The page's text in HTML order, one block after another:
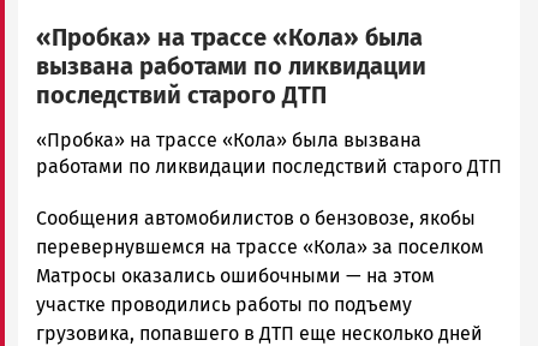
«Пробка» на трассе «Кола» была
вызвана работами по ликвидации
последствий старого ДТП
admintimur
Новости
и
Карелии
|
Петрозаводск
ГОВОРИТ
«Пробка» на трассе «Кола» была вызвана
работами по ликвидации последствий старого ДТП
Сообщения автомобилистов о бензовозе, якобы
перевернувшемся на трассе «Кола» за поселком
Матросы оказались ошибочными — на этом
участке проводились работы по подъему
грузовика, попавшего в ДТП еще несколько дней